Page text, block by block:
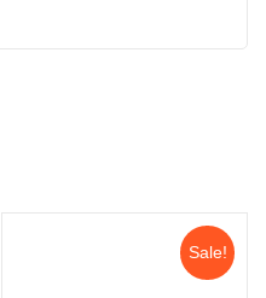
Sale!